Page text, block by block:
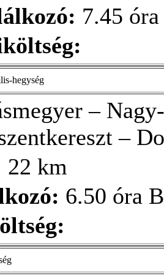
7.45
hegység
–
–
22 km
6.50 óra